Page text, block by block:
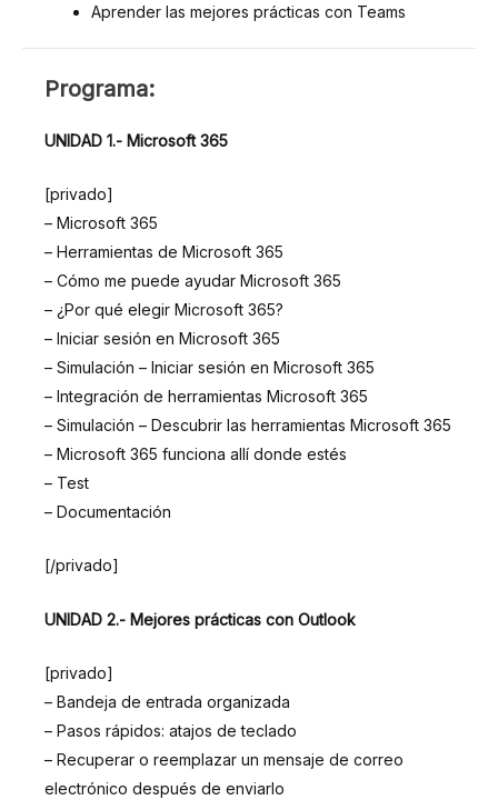
Aprender las mejores prácticas con Teams
Programa:
UNIDAD 1.- Microsoft 365
[privado]
– Microsoft 365
– Herramientas de Microsoft 365
– Cómo me puede ayudar Microsoft 365
– ¿Por qué elegir Microsoft 365?
– Iniciar sesión en Microsoft 365
– Simulación – Iniciar sesión en Microsoft 365
– Integración de herramientas Microsoft 365
– Simulación – Descubrir las herramientas Microsoft 365
– Microsoft 365 funciona allí donde estés
– Test
– Documentación
[/privado]
UNIDAD 2.- Mejores prácticas con Outlook
[privado]
– Bandeja de entrada organizada
– Pasos rápidos: atajos de teclado
– Recuperar o reemplazar un mensaje de correo
electrónico después de enviarlo